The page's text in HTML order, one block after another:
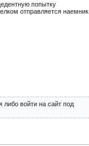
попытку
отправляется наемник
войти на сайт под